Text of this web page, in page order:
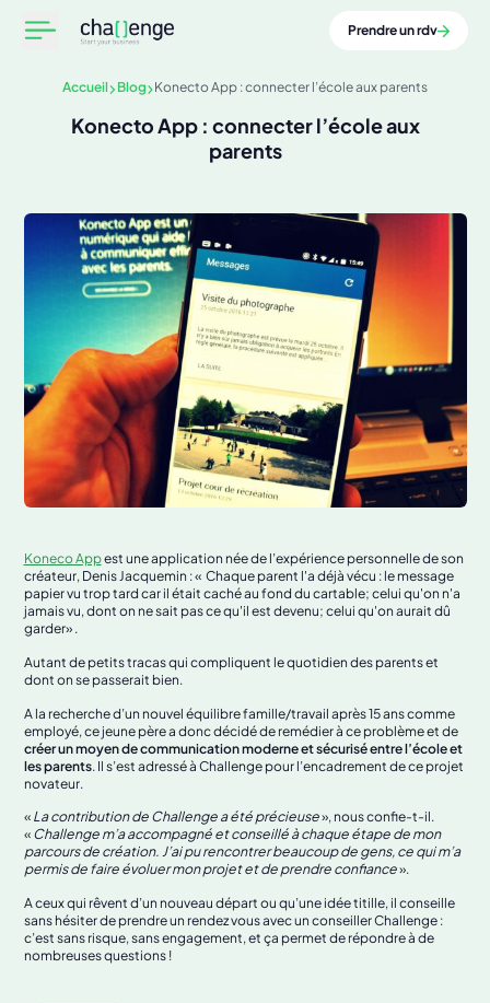
Prendre un rdv
Accueil Blog Konecto App : connecter l’école aux parents
Konecto App : connecter l’école aux
parents
Koneco Appest une application née de l’expérience personnelle de son
créateur, Denis Jacquemin : « Chaque parent l'a déjà vécu : le message
papier vu trop tard car il était caché au fond du cartable; celui qu'on n'a
jamais vu, dont on ne sait pas ce qu'il est devenu; celui qu'on aurait dû
garder» .
Autant de petits tracas qui compliquent le quotidien des parents et
dont on se passerait bien.
A la recherche d’un nouvel équilibre famille/travail après 15 ans comme
employé, ce jeune père a donc décidé de remédier à ce problème et de
créer un moyen de communication moderne et sécurisé entre l’école et
les parents. Il s’est adressé à Challenge pour l’encadrement de ce projet
novateur.
«La contribution de Challenge a été précieuse», nous confie-t-il.
«Challenge m’a accompagné et conseillé à chaque étape de mon
parcours de création. J’ai pu rencontrer beaucoup de gens, ce qui m’a
permis de faire évoluer mon projet et de prendre confiance».
A ceux qui rêvent d’un nouveau départ ou qu’une idée titille, il conseille
sans hésiter de prendre un rendez vous avec un conseiller Challenge :
c’est sans risque, sans engagement, et ça permet de répondre à de
nombreuses questions !